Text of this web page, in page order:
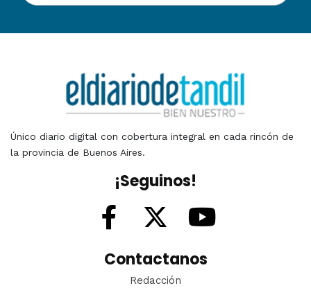
Único diario digital con cobertura integral en cada rincón de
la provincia de Buenos Aires.
¡Seguinos!
Contactanos
Redacción